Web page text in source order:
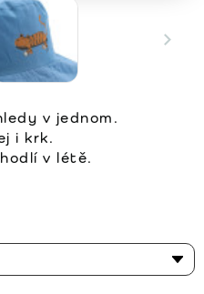
v jednom.
i krk.
v létě.